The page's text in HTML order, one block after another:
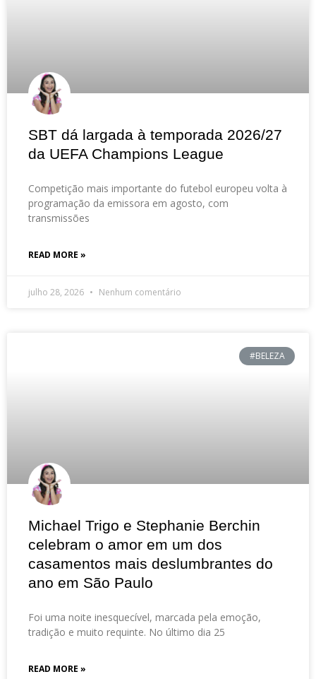
SBT dá largada à temporada 2026/27
da UEFA Champions League
Competição mais importante do futebol europeu volta à
programação da emissora em agosto, com
transmissões
READ MORE »
julho 28, 2026 Nenhum comentário
#BELEZA
Michael Trigo e Stephanie Berchin
celebram o amor em um dos
casamentos mais deslumbrantes do
ano em São Paulo
Foi uma noite inesquecível, marcada pela emoção,
tradição e muito requinte. No último dia 25
READ MORE »